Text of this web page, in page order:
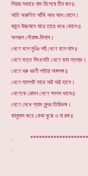
পিয়ায় সভারে নাম বিশেষে হীন জন॥
অতি অরুণিত আঁখি আধ আধ বোলে।
কান্দে উচ্চনাদে যারে তারে করে কোলে॥
অপরূপ গৌরাঙ্গ-বিলাস।
খেণে বলে মুঞি পহুঁ খেণে বলে দাস॥
খেণে মত্ত সিংহগতি খেণে ভাব স্তম্ভ।
খেণে ধরু ধরণী পাইয়া অঙ্গসঙ্গ॥
খেণে মালশাট মারে অট্ট অট্ট হাসে।
খেণেকে রোদন খেণে গদগদ ভাষে॥
খেণে দেখে শ্যাম সুন্দর তিরিভঙ্গ।
কানুদাস কহে কেবা বুঝে ও না রঙ্গ॥
.